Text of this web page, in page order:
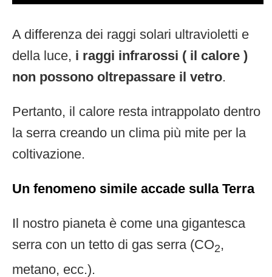
A differenza dei raggi solari ultravioletti e
della luce, i raggi infrarossi ( il calore )
non possono oltrepassare il vetro.
Pertanto, il calore resta intrappolato dentro
la serra creando un clima più mite per la
coltivazione.
Un fenomeno simile accade sulla Terra
Il nostro pianeta è come una gigantesca
serra con un tetto di gas serra (CO2,
metano, ecc.).